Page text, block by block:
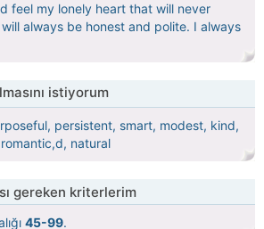
feel my lonely heart that will never
always be honest and polite. I always
istiyorum
persistent, smart, modest, kind,
natural
gereken kriterlerim
45-99.